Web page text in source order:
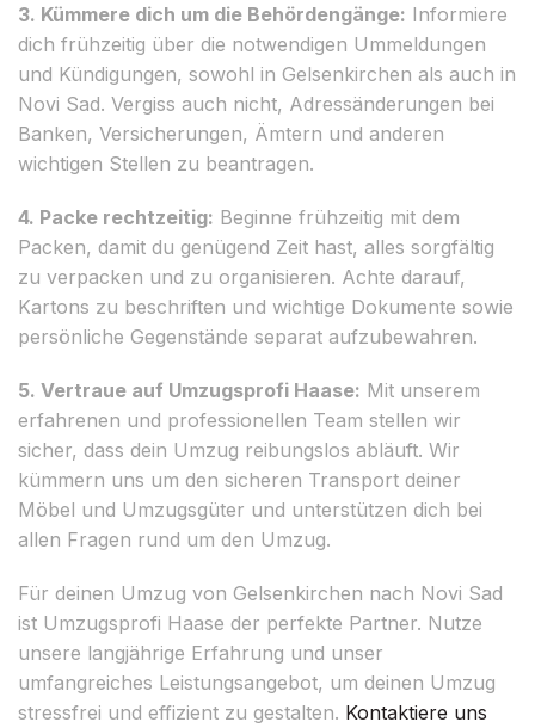
3. Kümmere dich um die Behördengänge: Informiere
dich frühzeitig über die notwendigen Ummeldungen
und Kündigungen, sowohl in Gelsenkirchen als auch in
Novi Sad. Vergiss auch nicht, Adressänderungen bei
Banken, Versicherungen, Ämtern und anderen
wichtigen Stellen zu beantragen.
4. Packe rechtzeitig: Beginne frühzeitig mit dem
Packen, damit du genügend Zeit hast, alles sorgfältig
zu verpacken und zu organisieren. Achte darauf,
Kartons zu beschriften und wichtige Dokumente sowie
persönliche Gegenstände separat aufzubewahren.
5. Vertraue auf Umzugsprofi Haase: Mit unserem
erfahrenen und professionellen Team stellen wir
sicher, dass dein Umzug reibungslos abläuft. Wir
kümmern uns um den sicheren Transport deiner
Möbel und Umzugsgüter und unterstützen dich bei
allen Fragen rund um den Umzug.
Für deinen Umzug von Gelsenkirchen nach Novi Sad
ist Umzugsprofi Haase der perfekte Partner. Nutze
unsere langjährige Erfahrung und unser
umfangreiches Leistungsangebot, um deinen Umzug
stressfrei und effizient zu gestalten. Kontaktiere uns